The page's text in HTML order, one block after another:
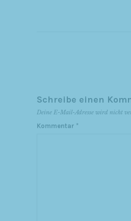
Schreibe einen
Deine E-Mail-Adresse wird nicht
Kommentar *